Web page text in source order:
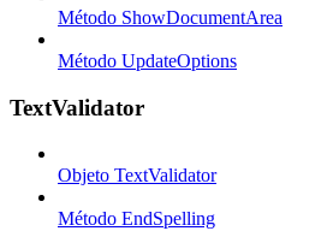
Método ShowDocumentArea
Método UpdateOptions
TextValidator
Objeto TextValidator
Método EndSpelling